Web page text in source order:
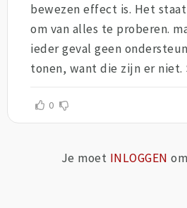
bewezen effect is. Het
om van alles te proberen.
ieder geval geen
tonen, want die zijn er niet.
0
Je moet INLOGGEN